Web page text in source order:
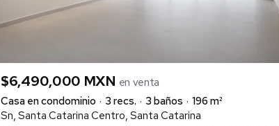
$6,490,000 MXN en venta
Casa en condominio
3 recs. 3 baños
196 m²
Sn, Santa Catarina Centro, Santa Catarina